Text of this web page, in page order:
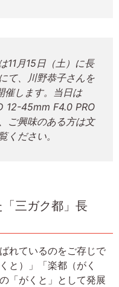
11月15日（土）に長
て、川野恭子さんを
催します。当日は
12-45mm F4.0 PRO
ご興味のある方は文
ください。
三ガク都」長
れているのをご存じで
と）」「楽都（がく
「がくと」として発展